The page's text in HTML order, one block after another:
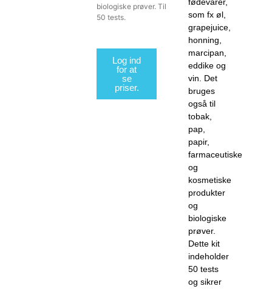
biologiske prøver. Til
50 tests.
Log ind
for at
se
priser.
fødevarer,
som fx øl,
grapejuice,
honning,
marcipan,
eddike og
vin. Det
bruges
også til
tobak,
pap,
papir,
farmaceutiske
og
kosmetiske
produkter
og
biologiske
prøver.
Dette kit
indeholder
50 tests
og sikrer